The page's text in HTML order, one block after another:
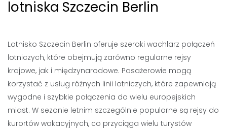
lotniska Szczecin Berlin
Lotnisko Szczecin Berlin oferuje szeroki wachlarz połączeń
lotniczych, które obejmują zarówno regularne rejsy
krajowe, jak i międzynarodowe. Pasażerowie mogą
korzystać z usług różnych linii lotniczych, które zapewniają
wygodne i szybkie połączenia do wielu europejskich
miast. W sezonie letnim szczególnie popularne są rejsy do
kurortów wakacyjnych, co przyciąga wielu turystów